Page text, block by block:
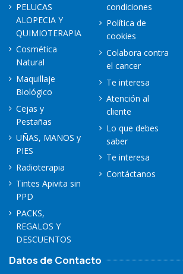
PELUCAS
ALOPECIA Y
QUIMIOTERAPIA
Cosmética
Natural
Maquillaje
Biológico
Cejas y
Pestañas
UÑAS, MANOS y
PIES
Radioterapia
Tintes Apivita sin
PPD
PACKS,
REGALOS Y
DESCUENTOS
condiciones
Política de
cookies
Colabora contra
el cancer
Te interesa
Atención al
cliente
Lo que debes
saber
Te interesa
Contáctanos
Datos de Contacto